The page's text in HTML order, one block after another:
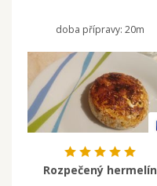
doba přípravy: 20m
Rozpečený hermelín